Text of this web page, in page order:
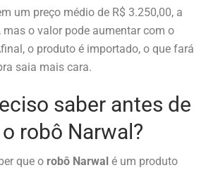
um preço médio de R$ 3.250,00, a
mas o valor pode aumentar com o
o produto é importado, o que fará
saia mais cara.
saber antes de
robô Narwal?
que o robô Narwal é um produto